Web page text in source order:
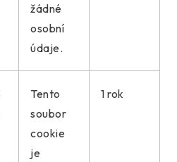
žádné
osobní
údaje.
Tento
soubor
cookie
je
1 rok